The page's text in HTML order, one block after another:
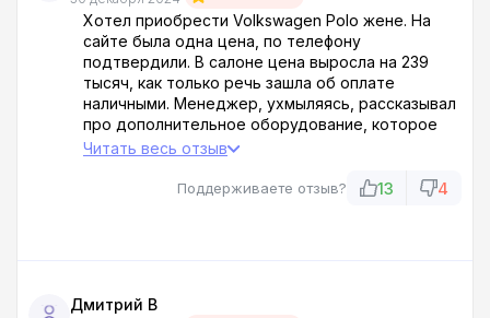
Хотел приобрести Volkswagen Polo жене. На
сайте была одна цена, по телефону
подтвердили. В салоне цена выросла на 239
тысяч, как только речь зашла об оплате
наличными. Менеджер, ухмыляясь, рассказывал
про дополнительное оборудование, которое
уже установлено и отказаться нельзя. Да я
Развернулся и ушел, пообещав как следует
Читать весь отзыв
Поддерживаете отзыв? 13 4
Дмитрий В